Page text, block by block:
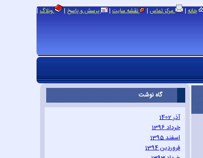
خانه | مرکز تماس | نقشه سایت | پرسش و پاسخ | وبلاگ |
گاه نوشت
آذر 1402
خرداد 1396
اسفند 1395
فروردین 1394